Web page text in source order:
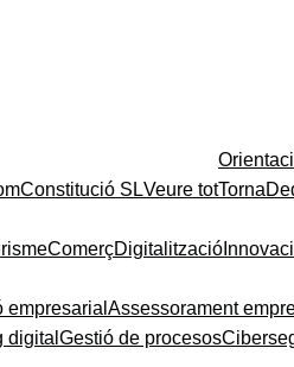
Constitució SLVeure totTorna
ComerçDigitalització
empresarial Assessorament
digital Gestió de procesos